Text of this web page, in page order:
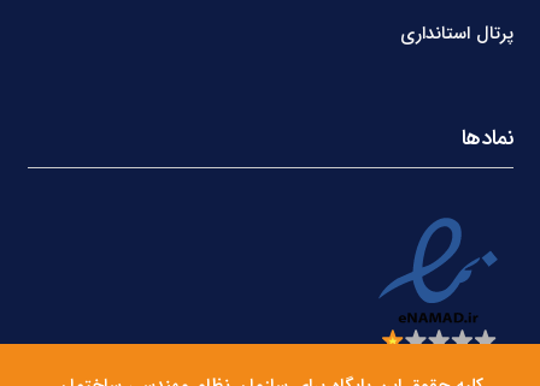
پرتال استانداری
نمادها